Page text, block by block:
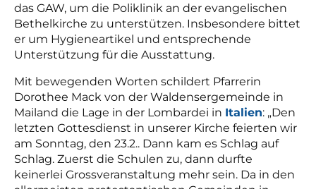
das GAW, um die Poliklinik an der evangelischen
Bethelkirche zu unterstützen. Insbesondere bittet
er um Hygieneartikel und entsprechende
Unterstützung für die Ausstattung.
Mit bewegenden Worten schildert Pfarrerin
Dorothee Mack von der Waldensergemeinde in
Mailand die Lage in der Lombardei in Italien: „Den
letzten Gottesdienst in unserer Kirche feierten wir
am Sonntag, den 23.2.. Dann kam es Schlag auf
Schlag. Zuerst die Schulen zu, dann durfte
keinerlei Grossveranstaltung mehr sein. Da in den